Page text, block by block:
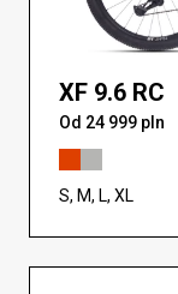
XF 9.6 RC
Od 24 999 pln
S, M, L, XL